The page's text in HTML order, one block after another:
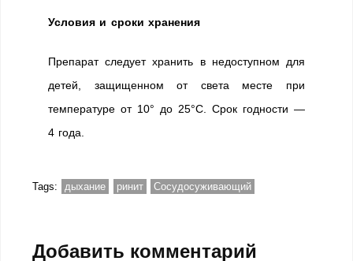
Условия и сроки хранения
Препарат следует хранить в недоступном для
детей, защищенном от света месте при
температуре от 10° до 25°С. Срок годности —
4 года.
Tags: дыхание ринит Сосудосуживающий
Добавить комментарий